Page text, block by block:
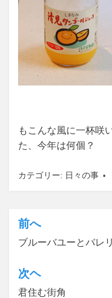
もこんな風に一杯咲
た、今年は何個？
カテゴリー: 日々の事
投
稿
ナ
ビ
前へ
ブルーバユーとバレ
次ヘ
君住む街角